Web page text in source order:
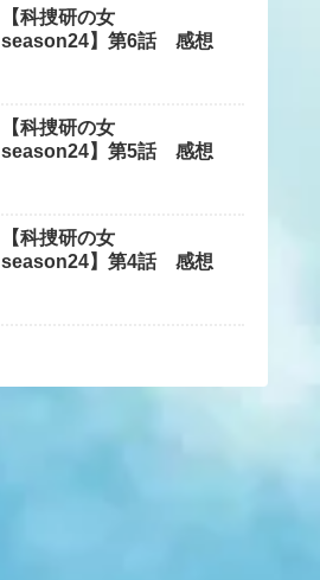
【科捜研の女
season24】第6話 感想
【科捜研の女
season24】第5話 感想
【科捜研の女
season24】第4話 感想